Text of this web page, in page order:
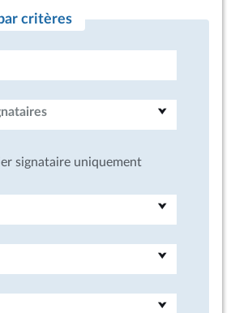
critères
signataire uniquement